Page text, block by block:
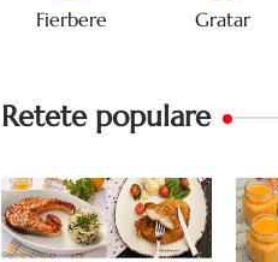
Fierbere Gratar
Retete populare